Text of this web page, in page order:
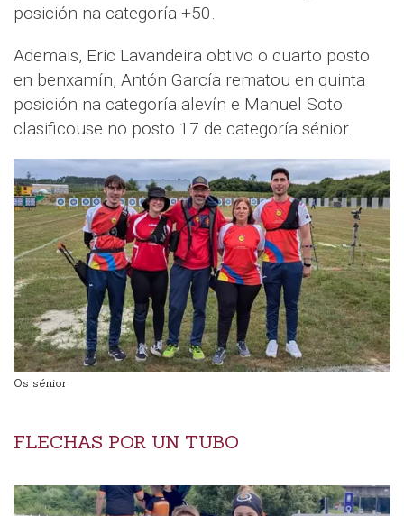
posición na categoría +50.
Ademais, Eric Lavandeira obtivo o cuarto posto
en benxamín, Antón García rematou en quinta
posición na categoría alevín e Manuel Soto
clasificouse no posto 17 de categoría sénior.
Os sénior
FLECHAS POR UN TUBO